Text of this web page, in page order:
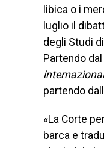
libica o i
luglio il
degli Studi
Partendo
partendo
«La Corte
barca e